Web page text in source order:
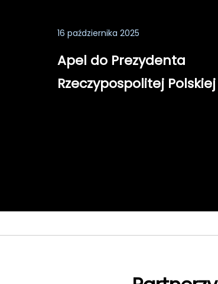
16 października 2025
Apel do Prezydenta
Rzeczypospolitej Polskiej